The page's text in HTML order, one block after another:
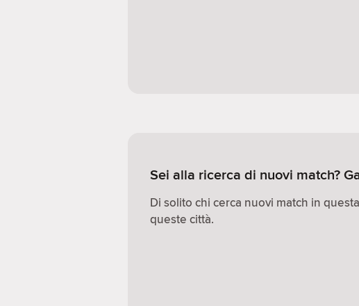
Sei alla ricerca di nuovi match?
Di solito chi cerca nuovi match in
queste città.